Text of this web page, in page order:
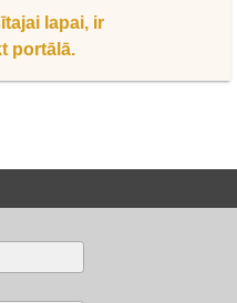
lapai, ir
portālā.